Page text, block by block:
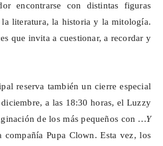
encontrarse con distintas figuras
la literatura, la historia y la mitología.
que invita a cuestionar, a recordar y
reserva también un cierre especial
a las 18:30 horas, el Luzzy
de los más pequeños con …Y
compañía Pupa Clown. Esta vez, los